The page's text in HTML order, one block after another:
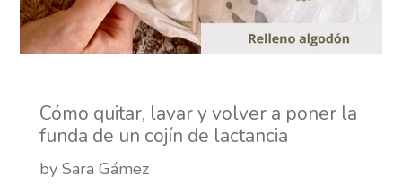
Cómo quitar, lavar y volver a poner la
funda de un cojín de lactancia
by Sara Gámez